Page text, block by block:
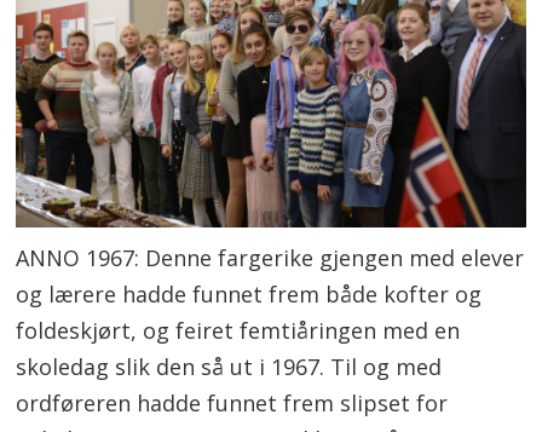
ANNO 1967: Denne fargerike gjengen med elever
og lærere hadde funnet frem både kofter og
foldeskjørt, og feiret femtiåringen med en
skoledag slik den så ut i 1967. Til og med
ordføreren hadde funnet frem slipset for